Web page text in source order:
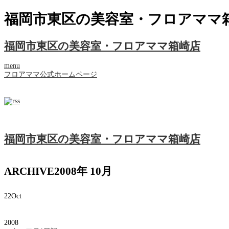
福岡市東区の美容室・フロアママ
福岡市東区の美容室・フロアママ箱崎店
menu
フロアママ公式ホームページ
福岡市東区の美容室・フロアママ箱崎店
ARCHIVE2008年 10月
22Oct
2008